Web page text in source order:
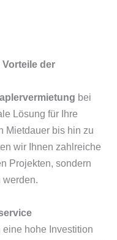
Vorteile der
bei
Lösung für Ihre
Mietdauer bis hin zu
wir Ihnen zahlreiche
Projekten, sondern
werden.
hohe Investition